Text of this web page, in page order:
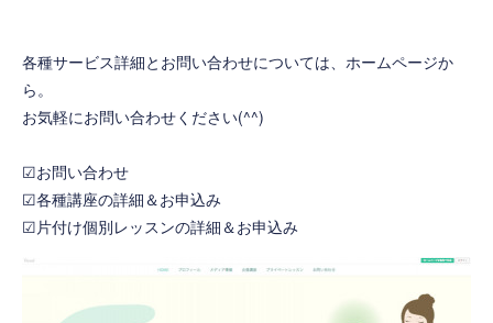
各種サービス詳細とお問い合わせについては、ホームページか
ら。
お気軽にお問い合わせください(^^)
☑お問い合わせ
☑各種講座の詳細＆お申込み
☑片付け個別レッスンの詳細＆お申込み